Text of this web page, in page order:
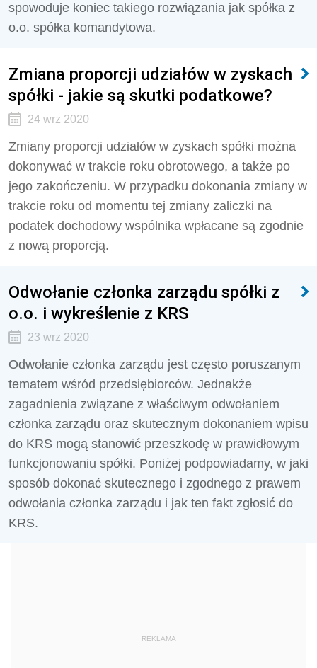
spowoduje koniec takiego rozwiązania jak spółka z
o.o. spółka komandytowa.
Zmiana proporcji udziałów w zyskach
spółki - jakie są skutki podatkowe?
24 wrz 2020
Zmiany proporcji udziałów w zyskach spółki można
dokonywać w trakcie roku obrotowego, a także po
jego zakończeniu. W przypadku dokonania zmiany w
trakcie roku od momentu tej zmiany zaliczki na
podatek dochodowy wspólnika wpłacane są zgodnie
z nową proporcją.
Odwołanie członka zarządu spółki z
o.o. i wykreślenie z KRS
23 wrz 2020
Odwołanie członka zarządu jest często poruszanym
tematem wśród przedsiębiorców. Jednakże
zagadnienia związane z właściwym odwołaniem
członka zarządu oraz skutecznym dokonaniem wpisu
do KRS mogą stanowić przeszkodę w prawidłowym
funkcjonowaniu spółki. Poniżej podpowiadamy, w jaki
sposób dokonać skutecznego i zgodnego z prawem
odwołania członka zarządu i jak ten fakt zgłosić do
KRS.
REKLAMA